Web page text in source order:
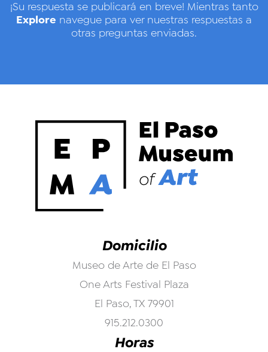
¡Su respuesta se publicará en breve! Mientras tanto
Explore navegue para ver nuestras respuestas a
otras preguntas enviadas.
Domicilio
Museo de Arte de El Paso
One Arts Festival Plaza
El Paso, TX 79901
915.212.0300
Horas